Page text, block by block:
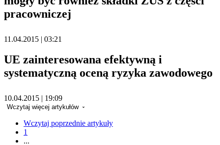
pracowniczej
11.04.2015 | 03:21
UE zainteresowana efektywną i
systematyczną oceną ryzyka zawodowego
10.04.2015 | 19:09
Wczytaj więcej artykułów
Wczytaj poprzednie artykuły
1
...